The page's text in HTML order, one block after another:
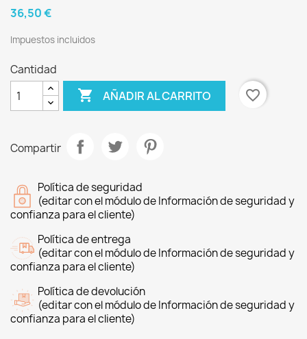
36,50 €
Impuestos incluidos
Cantidad
 AÑADIR AL CARRITO favorite_border
Compartir
Política de seguridad
(editar con el módulo de Información de seguridad y
confianza para el cliente)
Política de entrega
(editar con el módulo de Información de seguridad y
confianza para el cliente)
Política de devolución
(editar con el módulo de Información de seguridad y
confianza para el cliente)